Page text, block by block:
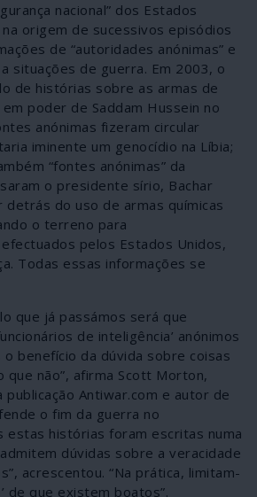
nacional” dos Estados
origem de sucessivos episódios
de “autoridades anónimas” e
situações de guerra. Em 2003, o
de histórias sobre as armas de
poder de Saddam Hussein no
anónimas fizeram circular
iminente um genocídio na Líbia;
“fontes anónimas” da
o presidente sírio, Bachar
do uso de armas químicas
o terreno para
pelos Estados Unidos,
Todas essas informações se
que já passámos será que
de inteligência’ anónimos
benefício da dúvida sobre coisas
que não”, afirma Scott Morton,
Antiwar.com e autor de
o fim da guerra no
estas histórias foram escritas numa
dúvidas sobre a veracidade
acrescentou. “Na prática, limitam-
de que existem boatos”.